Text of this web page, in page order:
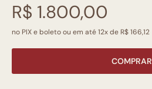
R$ 1.800,00
no PIX e boleto ou em até 12x de R$ 166,12
COMPRAR